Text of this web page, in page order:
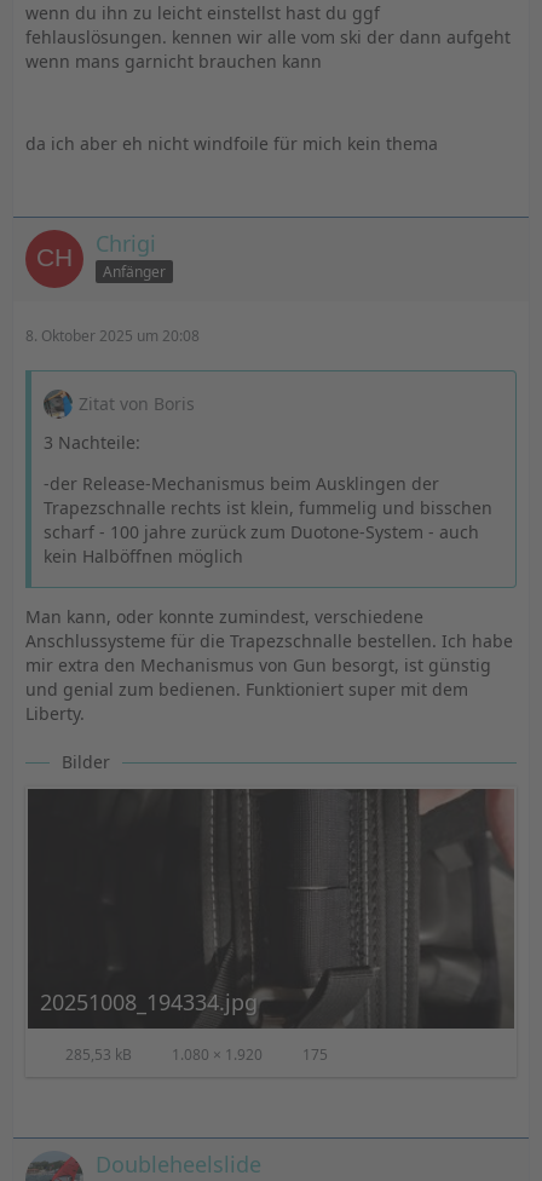
wenn du ihn zu leicht einstellst hast du ggf
fehlauslösungen. kennen wir alle vom ski der dann aufgeht
wenn mans garnicht brauchen kann
da ich aber eh nicht windfoile für mich kein thema
Chrigi
Anfänger
8. Oktober 2025 um 20:08
Zitat von Boris
3 Nachteile:
-der Release-Mechanismus beim Ausklingen der
Trapezschnalle rechts ist klein, fummelig und bisschen
scharf - 100 jahre zurück zum Duotone-System - auch
kein Halböffnen möglich
Man kann, oder konnte zumindest, verschiedene
Anschlussysteme für die Trapezschnalle bestellen. Ich habe
mir extra den Mechanismus von Gun besorgt, ist günstig
und genial zum bedienen. Funktioniert super mit dem
Liberty.
Bilder
20251008_194334.jpg
285,53 kB 1.080 × 1.920 175
Doubleheelslide